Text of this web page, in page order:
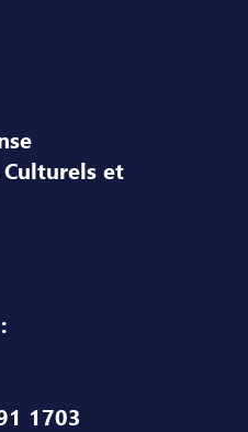
Culturels et
1703